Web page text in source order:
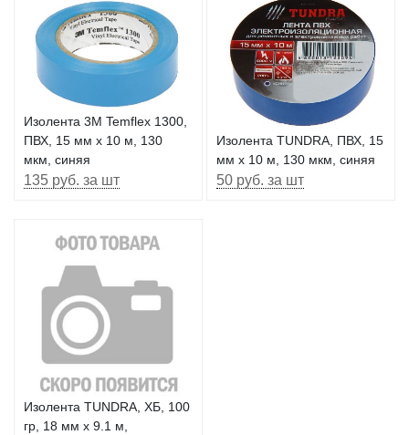
Изолента 3М Temflex 1300,
ПВХ, 15 мм x 10 м, 130
мкм, синяя
135 руб. за шт
Изолента TUNDRA, ПВХ, 15
мм х 10 м, 130 мкм, синяя
50 руб. за шт
Изолента TUNDRA, ХБ, 100
гр, 18 мм х 9.1 м,